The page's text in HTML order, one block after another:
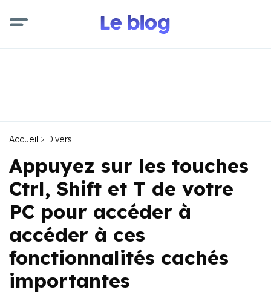
Accueil Divers
Appuyez sur les touches
Ctrl, Shift et T de votre
PC pour accéder à
accéder à ces
fonctionnalités cachés
importantes